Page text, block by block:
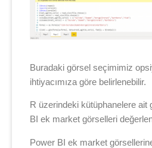
Buradaki görsel seçimimiz
ihtiyacımıza göre belirlenebilir.
R üzerindeki kütüphanelere ait
BI ek market görselleri
Power BI ek market